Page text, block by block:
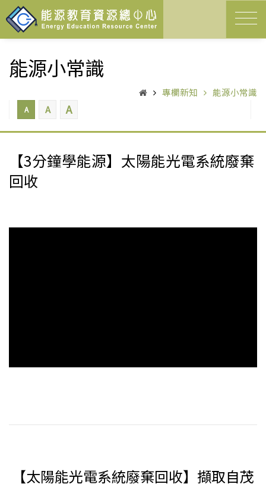
能源小常識
專欄新知 能源小常識
A A A
【3分鐘學能源】太陽能光電系統廢棄
回收
【太陽能光電系統廢棄回收】擷取自茂